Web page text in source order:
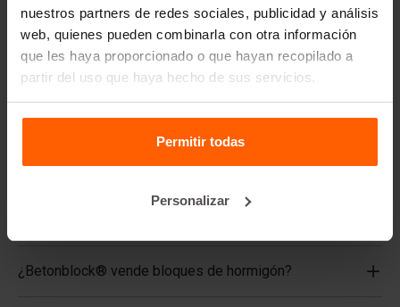
nuestros partners de redes sociales, publicidad y análisis
web, quienes pueden combinarla con otra información
que les haya proporcionado o que hayan recopilado a
partir del uso que haya hecho de sus servicios.
Permitir todas
Personalizar
Equipos de elevación
Equipos de manipulación
¿Betonblock® vende bloques de hormigón?